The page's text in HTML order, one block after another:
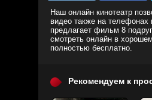
Наш онлайн кинотеатр
видео также на телефонах
предлагает фильм 8
смотреть онлайн в
полностью бесплатно.
Рекомендуем к